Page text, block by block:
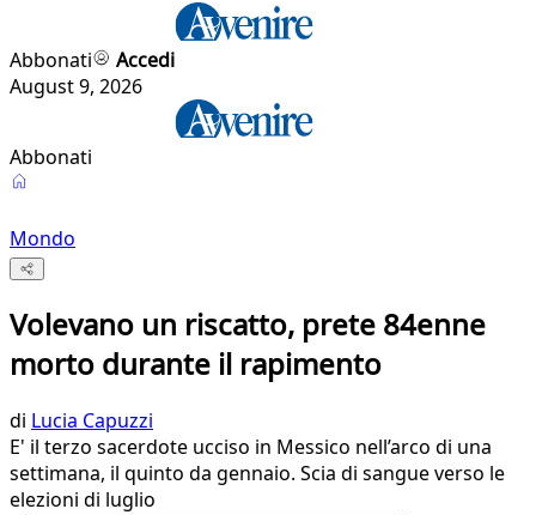
Abbonati
Accedi
August 9, 2026
Abbonati
Mondo
Volevano un riscatto, prete 84enne
morto durante il rapimento
di Lucia Capuzzi
E' il terzo sacerdote ucciso in Messico nell’arco di una
settimana, il quinto da gennaio. Scia di sangue verso le
elezioni di luglio